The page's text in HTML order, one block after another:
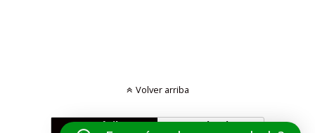
Volver arriba
Móvil Escritorio